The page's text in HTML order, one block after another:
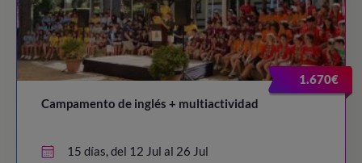
1.670€
Campamento de inglés + multiactividad
15 días, del 12 Jul al 26 Jul